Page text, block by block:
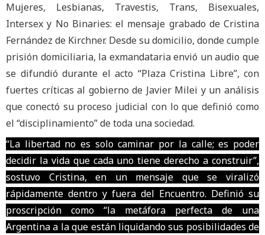
Mujeres, Lesbianas, Travestis, Trans, Bisexuales,
Intersex y No Binaries: el mensaje grabado de Cristina
Fernández de Kirchner. Desde su domicilio, donde cumple
prisión domiciliaria, la exmandataria envió un audio que
se difundió durante el acto “Plaza Cristina Libre”, con
fuertes críticas al gobierno de Javier Milei y un análisis
que conectó su proceso judicial con lo que definió como
el “disciplinamiento” de toda una sociedad.
“La libertad no es solo caminar por la calle; es poder
decidir la vida que cada uno tiene derecho a construir”,
sostuvo Cristina, en un mensaje que se viralizó
rápidamente dentro y fuera del Encuentro. Definió su
proscripción como “la metáfora perfecta de una
Argentina a la que están liquidando sus posibilidades de